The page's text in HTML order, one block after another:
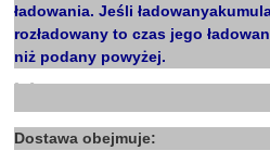
ładowania. Jeśli
rozładowany to czas jego
niż podany powyżej.
X
Dostawa obejmuje: